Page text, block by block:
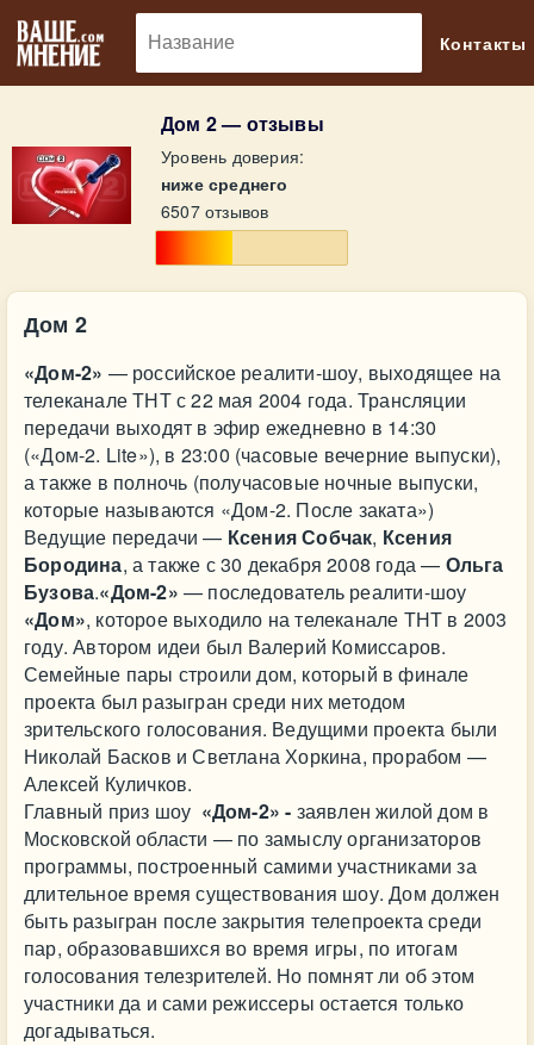
Контакты
Дом 2 — отзывы
Уровень доверия:
ниже среднего
6507 отзывов
Дом 2
«Дом-2» — российское реалити-шоу, выходящее на
телеканале ТНТ с 22 мая 2004 года. Трансляции
передачи выходят в эфир ежедневно в 14:30
(«Дом-2. Lite»), в 23:00 (часовые вечерние выпуски),
а также в полночь (получасовые ночные выпуски,
которые называются «Дом-2. После заката»)
Ведущие передачи — Ксения Собчак, Ксения
Бородина, а также с 30 декабря 2008 года — Ольга
Бузова.«Дом-2» — последователь реалити-шоу
«Дом», которое выходило на телеканале ТНТ в 2003
году. Автором идеи был Валерий Комиссаров.
Семейные пары строили дом, который в финале
проекта был разыгран среди них методом
зрительского голосования. Ведущими проекта были
Николай Басков и Светлана Хоркина, прорабом —
Алексей Куличков.
Главный приз шоу «Дом-2» - заявлен жилой дом в
Московской области — по замыслу организаторов
программы, построенный самими участниками за
длительное время существования шоу. Дом должен
быть разыгран после закрытия телепроекта среди
пар, образовавшихся во время игры, по итогам
голосования телезрителей. Но помнят ли об этом
участники да и сами режиссеры остается только
догадываться.